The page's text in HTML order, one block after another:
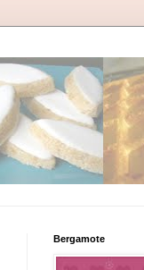
Bergamote